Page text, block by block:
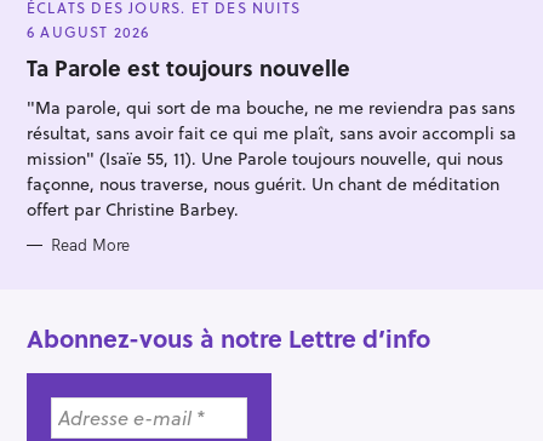
T
E
O
R
E
ÉCLATS DES JOURS. ET DES NUITS
6 AUGUST 2026
Ta Parole est toujours nouvelle
"Ma parole, qui sort de ma bouche, ne me reviendra pas sans
résultat, sans avoir fait ce qui me plaît, sans avoir accompli sa
mission" (Isaïe 55, 11). Une Parole toujours nouvelle, qui nous
façonne, nous traverse, nous guérit. Un chant de méditation
offert par Christine Barbey.
Read More
Abonnez-vous à notre Lettre d’info